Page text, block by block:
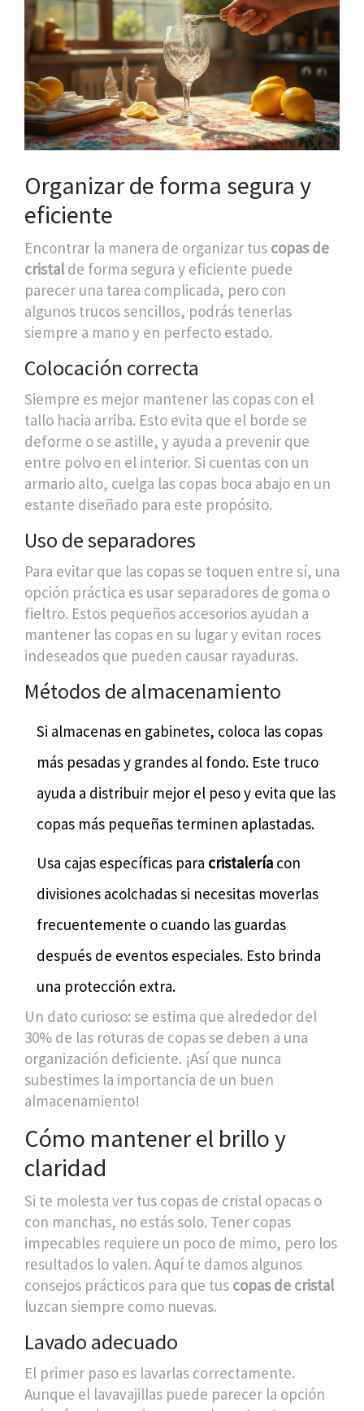
Organizar de forma segura y
eficiente
Encontrar la manera de organizar tus copas de
cristal de forma segura y eficiente puede
parecer una tarea complicada, pero con
algunos trucos sencillos, podrás tenerlas
siempre a mano y en perfecto estado.
Colocación correcta
Siempre es mejor mantener las copas con el
tallo hacia arriba. Esto evita que el borde se
deforme o se astille, y ayuda a prevenir que
entre polvo en el interior. Si cuentas con un
armario alto, cuelga las copas boca abajo en un
estante diseñado para este propósito.
Uso de separadores
Para evitar que las copas se toquen entre sí, una
opción práctica es usar separadores de goma o
fieltro. Estos pequeños accesorios ayudan a
mantener las copas en su lugar y evitan roces
indeseados que pueden causar rayaduras.
Métodos de almacenamiento
Si almacenas en gabinetes, coloca las copas
más pesadas y grandes al fondo. Este truco
ayuda a distribuir mejor el peso y evita que las
copas más pequeñas terminen aplastadas.
Usa cajas específicas para cristalería con
divisiones acolchadas si necesitas moverlas
frecuentemente o cuando las guardas
después de eventos especiales. Esto brinda
una protección extra.
Un dato curioso: se estima que alrededor del
30% de las roturas de copas se deben a una
organización deficiente. ¡Así que nunca
subestimes la importancia de un buen
almacenamiento!
Cómo mantener el brillo y
claridad
Si te molesta ver tus copas de cristal opacas o
con manchas, no estás solo. Tener copas
impecables requiere un poco de mimo, pero los
resultados lo valen. Aquí te damos algunos
consejos prácticos para que tus copas de cristal
luzcan siempre como nuevas.
Lavado adecuado
El primer paso es lavarlas correctamente.
Aunque el lavavajillas puede parecer la opción